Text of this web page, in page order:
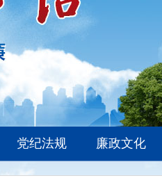
党纪法规 廉政文化